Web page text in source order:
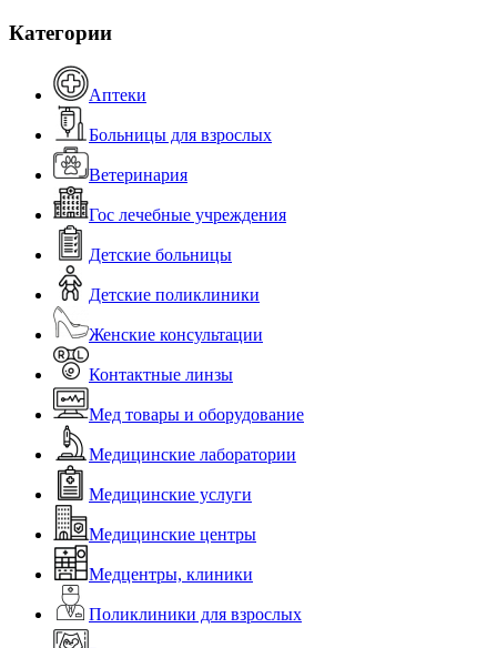
Категории
Аптеки
Больницы для взрослых
Ветеринария
Гос лечебные учреждения
Детские больницы
Детские поликлиники
Женские консультации
Контактные линзы
Мед товары и оборудование
Медицинские лаборатории
Медицинские услуги
Медицинские центры
Медцентры, клиники
Поликлиники для взрослых